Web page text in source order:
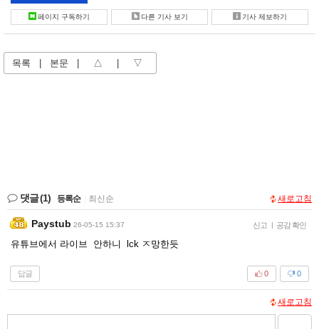
페이지 구독하기 다른 기사 보기 기사 제보하기
목록 | 본문 | △ | ▽
댓글(1) 등록순 최신순 새로고침
Paystub 26-05-15 15:37 신고 | 공감 확인
유튜브에서 라이브 안하니 lck ㅈ망한듯
답글 0
0
새로고침